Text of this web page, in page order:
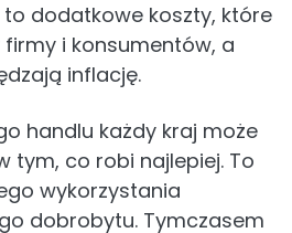
to dodatkowe koszty, które
i konsumentów, a
inflację.
handlu każdy kraj może
tym, co robi najlepiej. To
wykorzystania
dobrobytu. Tymczasem